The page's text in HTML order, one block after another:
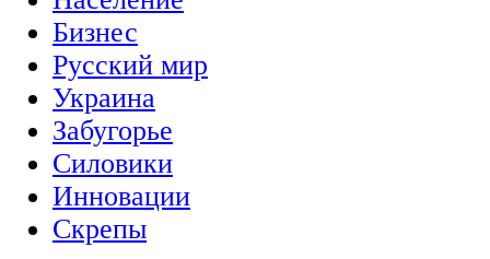
Бизнес
Русский мир
Украина
Забугорье
Силовики
Инновации
Скрепы